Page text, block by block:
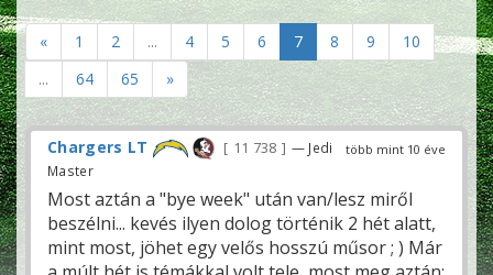
« 1 2 ... 4 5 6 7 8 9
10
...
64 65 »
több mint 10 éve
Chargers LT 11 738
— Jedi
Master
Most aztán a "bye week" után van/lesz miről
beszélni... kevés ilyen dolog történik 2 hét alatt,
mint most, jöhet egy velős hosszú műsor ; ) Már